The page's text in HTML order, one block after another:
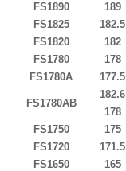
FS1890
189
FS1825
182.5
FS1820
182
FS1780
178
FS1780A
177.5
FS1780AB
182.6
178
FS1750
175
FS1720
171.5
FS1650
165